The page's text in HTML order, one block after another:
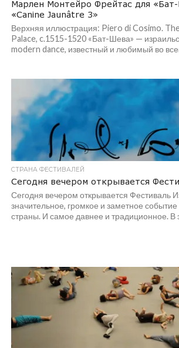
Марлен Монтейро Фрейтас для
«Canine Jaunâtre 3»
Верхняя иллюстрация: Piero di Cosimo.
Palace, c.1515-1520 «Бат-Шева» —
modern dance, известный и любимый во
СТРАНА ФЕСТИВАЛЕЙ
Сегодня вечером открывается
Сегодня вечером открывается Фестиваль
значительное, громкое и заметное событие
страны. И самое давнее и традиционное. В